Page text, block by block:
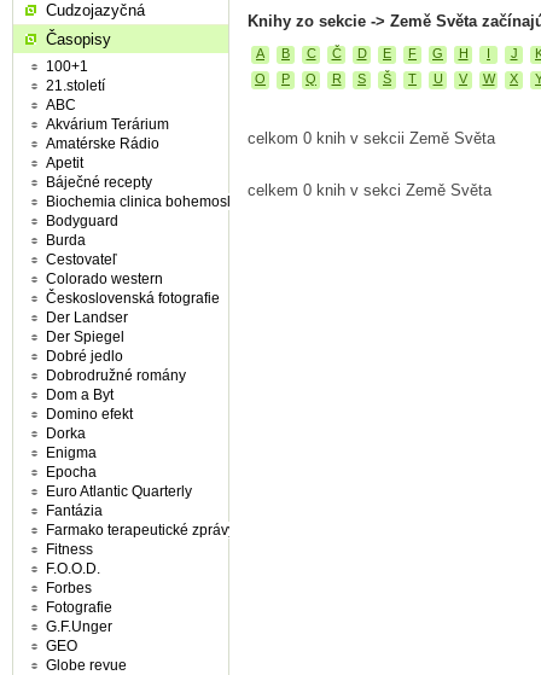
Knihy zo sekcie -> Země Světa
A B C Č D E F G H J
O
P Q R S Š T U V W X
celkom 0 knih v sekcii Země Světa
celkem 0 knih v sekci Země Světa
Cudzojazyčná
Časopisy
100+1
21.století
ABC
Akvárium Terárium
Amatérske Rádio
Apetit
Báječné recepty
Biochemia clinica bohemoslovaca
Bodyguard
Burda
Cestovateľ
Colorado western
Československá fotografie
Der Landser
Der Spiegel
Dobré jedlo
Dobrodružné romány
Dom a Byt
Domino efekt
Dorka
Enigma
Epocha
Euro Atlantic Quarterly
Fantázia
Farmako terapeutické zprávy
Fitness
F.O.O.D.
Forbes
Fotografie
G.F.Unger
GEO
Globe revue